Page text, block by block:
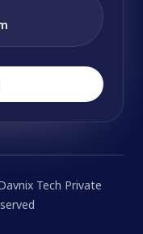
Tech Private